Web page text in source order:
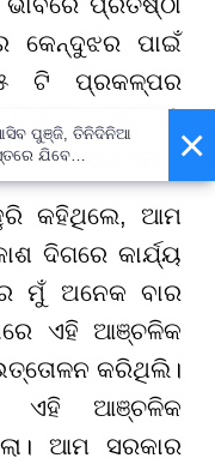
କେନ୍ଦୁଝର ପାଇଁ
ଟି ପ୍ରକଳ୍ପର
ଟଙ୍କାର ୩୬ ଟି
ସେ କହିଥିଲେ।
କହିଥିଲେ, ଆମ
ଦିଗରେ କାର୍ଯ୍ୟ
ମୁଁ ଅନେକ ବାର
ଏହି ଆଞ୍ଚଳିକ
କରିଥିଲି।
ଏହି ଆଞ୍ଚଳିକ
ଆମ ସରକାର
×
ପୁଞ୍ଜି, ତିନିଦିନିଆ
ଯିବେ